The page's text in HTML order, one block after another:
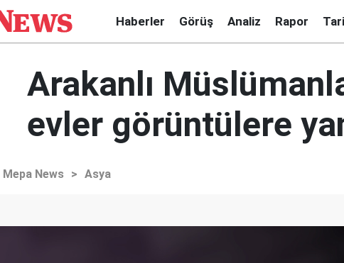
Haberler Görüş Analiz Rapor
Arakanlı
evler görüntülere
Mepa News > Asya